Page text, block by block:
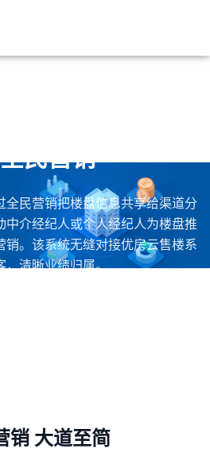
全民营销
民营销把楼盘信息共享给渠道分
介经纪人或个人经纪人为楼盘推
。该系统无缝对接优房云售楼系
，清晰业绩归属。
销 大道至简